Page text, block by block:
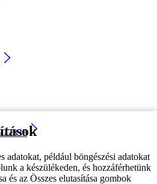
adatokat, például böngészési adatokat
a készülékeden, és hozzáférhetünk
és az Összes elutasítása gombok